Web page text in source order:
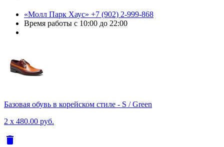
«Молл Парк Хаус» +7 (902) 2-999-868
Время работы с 10:00 до 22:00
Базовая обувь в корейском стиле - S / Green
2 x 480.00 руб.
delete